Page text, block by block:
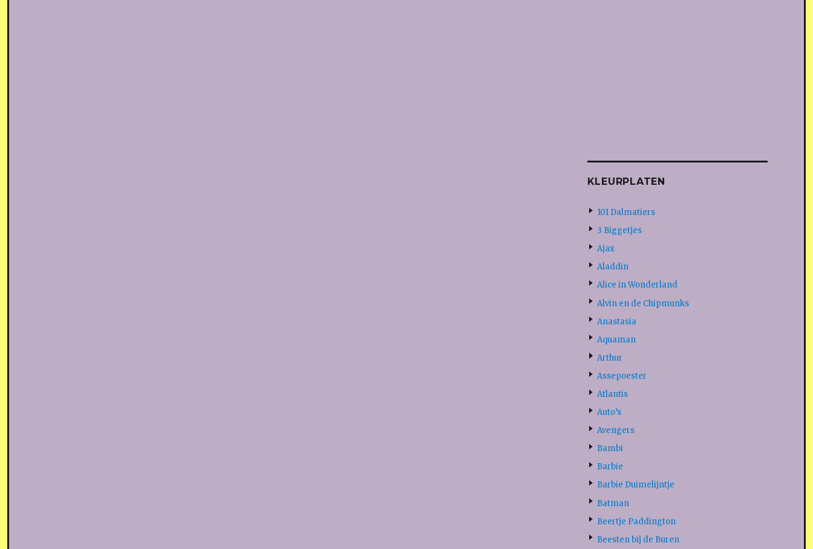
KLEURPLATEN
101 Dalmatiers
3 Biggetjes
Ajax
Aladdin
Alice in Wonderland
Alvin en de Chipmunks
Anastasia
Aquaman
Arthur
Assepoester
Atlantis
Auto’s
Avengers
Bambi
Barbie
Barbie Duimelijntje
Batman
Beertje Paddington
Beesten bij de Buren